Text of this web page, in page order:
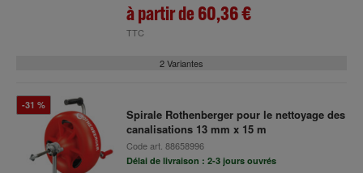
à partir de 60,36 €
TTC
2 Variantes
-31 %
Spirale Rothenberger pour le nettoyage des
canalisations 13 mm x 15 m
Code art. 88658996
Délai de livraison : 2-3 jours ouvrés